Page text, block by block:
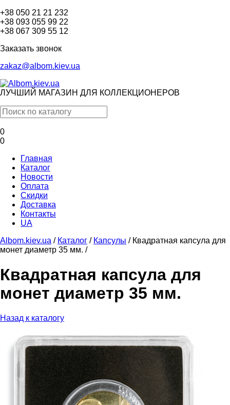
+38 050 21 21 232
+38 093 055 99 22
+38 067 309 55 12
Заказать звонок
zakaz@albom.kiev.ua
ЛУЧШИЙ МАГАЗИН ДЛЯ КОЛЛЕКЦИОНЕРОВ
0
0
Главная
Каталог
Новости
Оплата
Скидки
Доставка
Контакты
UA
Albom.kiev.ua / Каталог / Капсулы / Квадратная капсула для
монет диаметр 35 мм. /
Квадратная капсула для
монет диаметр 35 мм.
Назад к каталогу